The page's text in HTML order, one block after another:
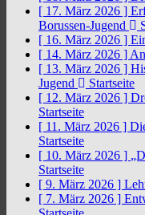
[ 17. März 2026 ]
Borussen-Jugend
[ 16. März 2026 ]
[ 14. März 2026 ]
[ 13. März 2026 ]
Jugend
Startseite
[ 12. März 2026 ]
Startseite
[ 11. März 2026 ]
Startseite
[ 10. März 2026 ]
Startseite
[ 9. März 2026 ]
[ 7. März 2026 ]